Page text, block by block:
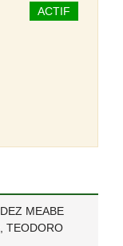
ACTIF
MEABE
TEODORO